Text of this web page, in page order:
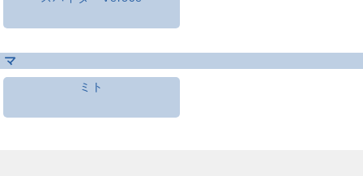
マ
ミト